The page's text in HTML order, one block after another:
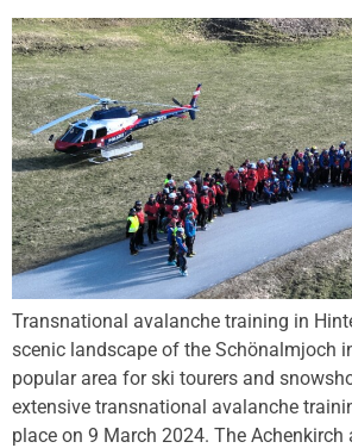
Transnational avalanche training in
scenic landscape of the Schönalmjoch
popular area for ski tourers and
extensive transnational avalanche
place on 9 March 2024. The Achenkirch